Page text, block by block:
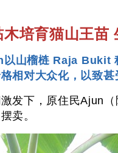
木培育猫山王苗
山榴梿 Raja Bukit
相对大众化，以致甚
发下，原住民Ajun
卖。